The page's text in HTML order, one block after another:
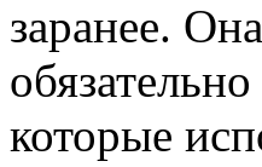
заранее.
которые